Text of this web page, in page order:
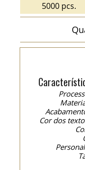
5000 pcs.
Cor dos